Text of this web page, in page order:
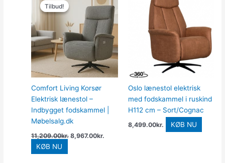
Tilbud!
Tilbud!
Comfort Living Korsør
Elektrisk lænestol –
Indbygget fodskammel |
Møbelsalg.dk
11,209.00kr.
oprindelige
11,209.00kr..
8,967.00kr.
aktuelle
pris
er:
8,967.00kr..
KØB NU
Oslo lænestol elektrisk
med fodskammel i ruskind
H112 cm – Sort/Cognac
8,499.00kr. KØB NU